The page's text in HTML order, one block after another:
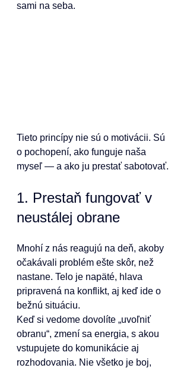
sami na seba.
Tieto princípy nie sú o motivácii. Sú
o pochopení, ako funguje naša
myseľ — a ako ju prestať sabotovať.
1. Prestaň fungovať v
neustálej obrane
Mnohí z nás reagujú na deň, akoby
očakávali problém ešte skôr, než
nastane. Telo je napäté, hlava
pripravená na konflikt, aj keď ide o
bežnú situáciu.
Keď si vedome dovolíte „uvoľniť
obranu“, zmení sa energia, s akou
vstupujete do komunikácie aj
rozhodovania. Nie všetko je boj,